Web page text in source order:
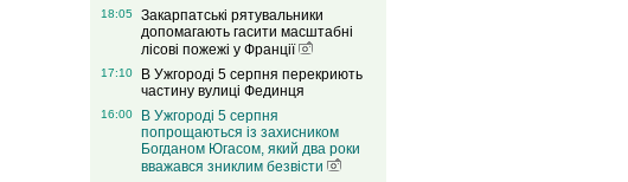
18:05
Закарпатські рятувальники
допомагають гасити масштабні
лісові пожежі у Франції
17:10
В Ужгороді 5 серпня перекриють
частину вулиці Фединця
16:00
В Ужгороді 5 серпня
попрощаються із захисником
Богданом Югасом, який два роки
вважався зниклим безвісти